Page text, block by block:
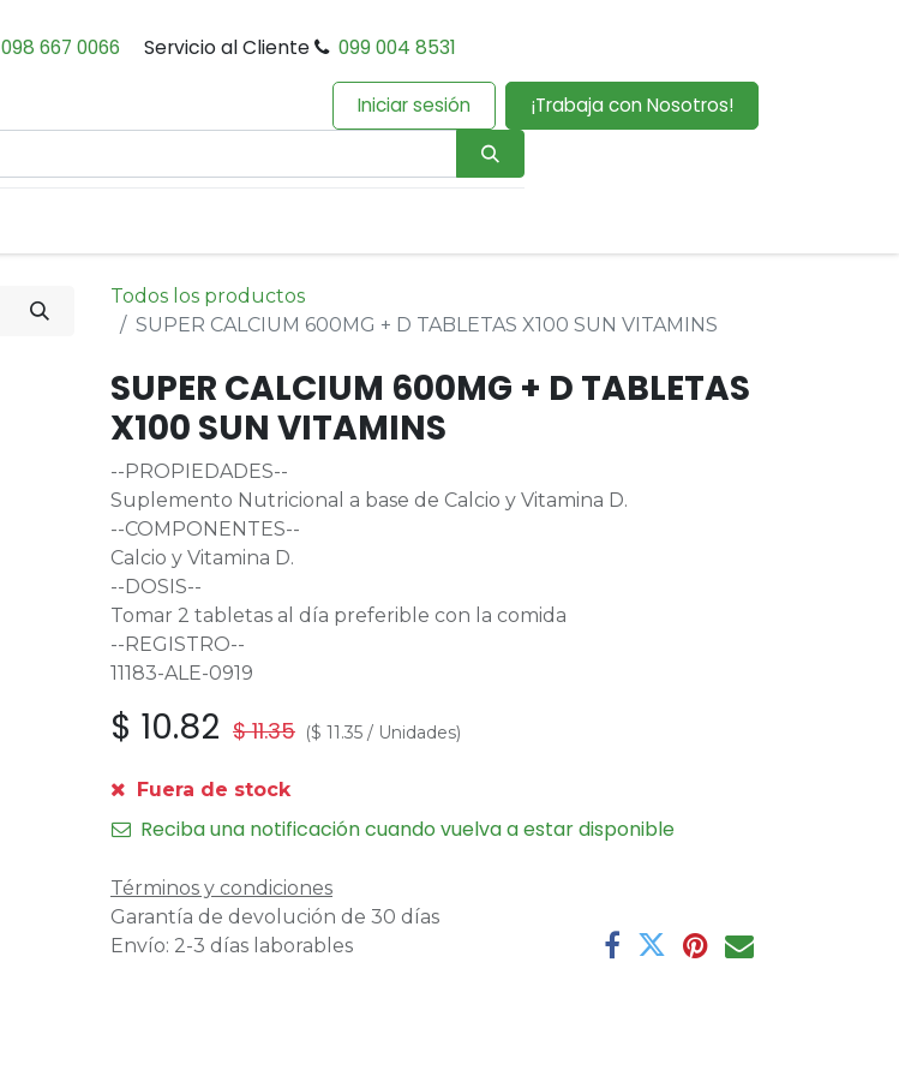
098 667 0066 Servicio al Cliente 099 004 8531
Iniciar sesión ¡Trabaja con Nosotros!
Todos los productos
SUPER CALCIUM 600MG + D TABLETAS X100 SUN VITAMINS
SUPER CALCIUM 600MG + D TABLETAS
X100 SUN VITAMINS
--PROPIEDADES--
Suplemento Nutricional a base de Calcio y Vitamina D.
--COMPONENTES--
Calcio y Vitamina D.
--DOSIS--
Tomar 2 tabletas al día preferible con la comida
--REGISTRO--
11183-ALE-0919
$ 10.82 $11.35 ($ 11.35 / Unidades)
Fuera de stock
Reciba una notificación cuando vuelva a estar disponible
Términos y condiciones
Garantía de devolución de 30 días
Envío: 2-3 días laborables